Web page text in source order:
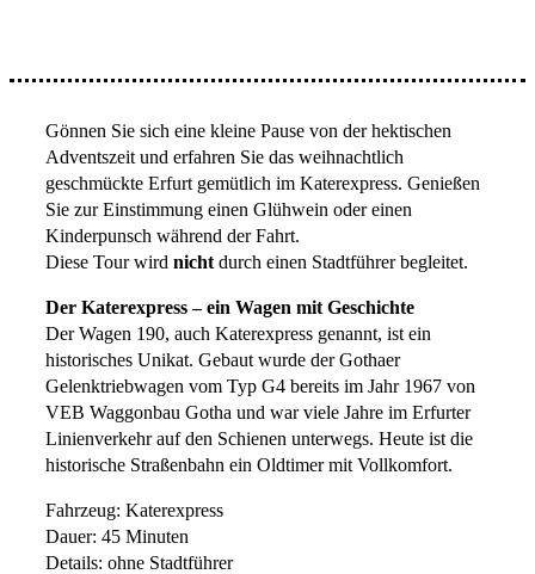
Gönnen Sie sich eine kleine Pause von der hektischen
Adventszeit und erfahren Sie das weihnachtlich
geschmückte Erfurt gemütlich im Katerexpress. Genießen
Sie zur Einstimmung einen Glühwein oder einen
Kinderpunsch während der Fahrt.
Diese Tour wird nichtdurch einen Stadtführer begleitet.
Der Katerexpress – ein Wagen mit Geschichte
Der Wagen 190, auch Katerexpress genannt, ist ein
historisches Unikat. Gebaut wurde der Gothaer
Gelenktriebwagen vom Typ G4 bereits im Jahr 1967 von
VEB Waggonbau Gotha und war viele Jahre im Erfurter
Linienverkehr auf den Schienen unterwegs. Heute ist die
historische Straßenbahn ein Oldtimer mit Vollkomfort.
Fahrzeug: Katerexpress
Dauer: 45 Minuten
Details: ohne Stadtführer